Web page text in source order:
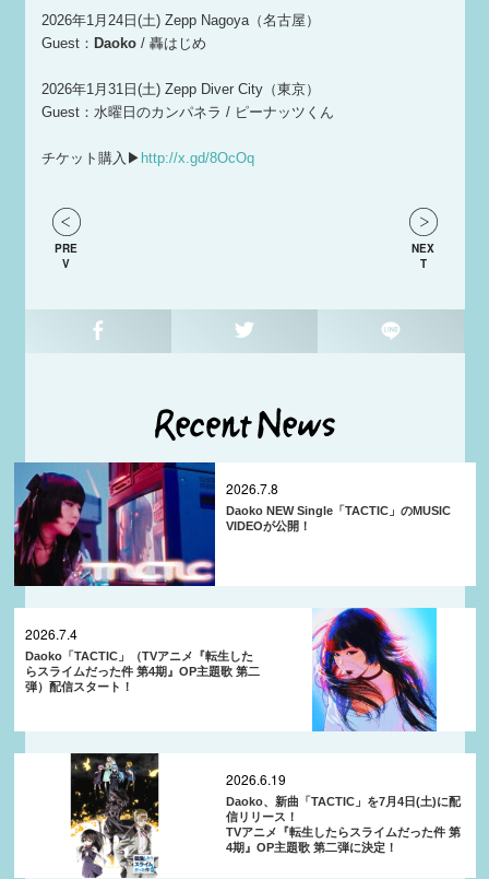
2026年1月24日(土) Zepp Nagoya（名古屋）
Guest： Daoko/ 轟はじめ
2026年1月31日(土) Zepp Diver City（東京）
Guest：水曜日のカンパネラ / ピーナッツくん
チケット購入▶︎ http://x.gd/8OcOq
PRE
V
NEX
T
2026.7.8
Daoko NEW Single「TACTIC」のMUSIC
VIDEOが公開！
2026.7.4
Daoko「TACTIC」（TVアニメ『転生した
らスライムだった件 第4期』OP主題歌 第二
弾）配信スタート！
2026.6.19
Daoko、新曲「TACTIC」を7月4日(土)に配
信リリース！
TVアニメ『転生したらスライムだった件 第
4期』OP主題歌 第二弾に決定！